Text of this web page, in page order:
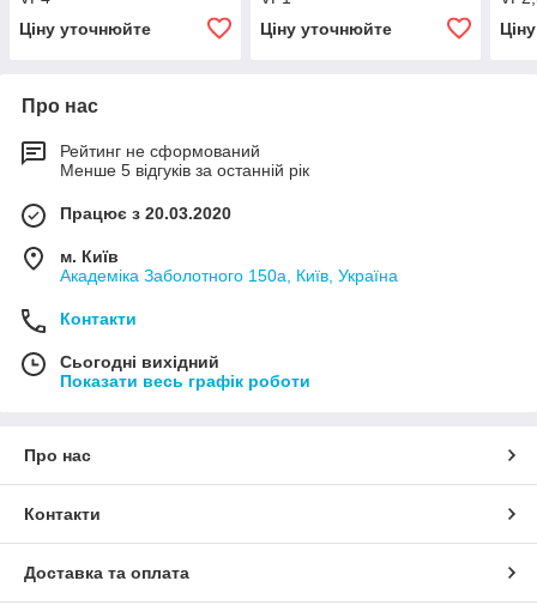
Ціну уточнюйте
Ціну уточнюйте
Про нас
Рейтинг не сформований
Менше 5 відгуків за останній рік
Працює з 20.03.2020
м. Київ
Академіка Заболотного 150а, Київ, Україна
Контакти
Сьогодні вихідний
Показати весь графік роботи
Про нас
Контакти
Доставка та оплата